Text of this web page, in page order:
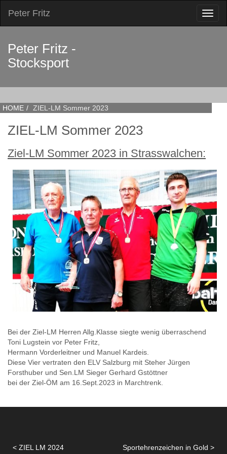
Peter Fritz
Peter Fritz -
Stocksport
HOME ZIEL-LM Sommer 2023
ZIEL-LM Sommer 2023
Ziel-LM Sommer 2023 in Strasswalchen:
Bei der Ziel-LM Herren Allg.Klasse siegte wenig überraschend
Toni Lugstein vor Peter Fritz,
Hermann Vorderleitner und Manuel Kardeis.
Diese Vier vertraten den ELV Salzburg mit Steher Jürgen
Forsthuber und Sen.LM Sieger Gerhard Gstöttner
bei der Ziel-ÖM am 16.Sept.2023 in Marchtrenk.
ZIEL LM 2024 Sportehrenzeichen in Gold